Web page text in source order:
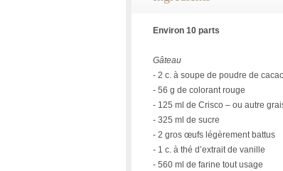
Environ 10 parts
Gâteau
- 2 c. à soupe de poudre de
- 56 g de colorant rouge
- 125 ml de Crisco – ou autre
- 325 ml de sucre
- 2 gros œufs légèrement battus
- 1 c. à thé d’extrait de vanille
- 560 ml de farine tout usage